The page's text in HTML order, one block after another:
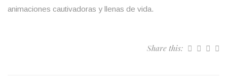
animaciones cautivadoras y llenas de vida.
Share this: